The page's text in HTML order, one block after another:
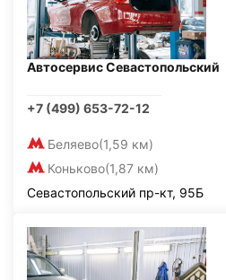
Автосервис Севастопольский
+7 (499) 653-72-12
Беляево(1,59 км)
Коньково(1,87 км)
Севастопольский пр-кт, 95Б